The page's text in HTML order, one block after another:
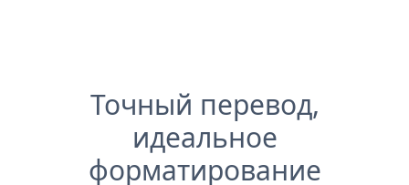
Точный перевод,
идеальное
форматирование